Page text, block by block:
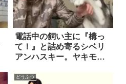
電話中の飼い主に『構っ
て！』と詰め寄るシベリ
アンハスキー。ヤキモチ
に、ホッコリ笑った！！
どうぶつ